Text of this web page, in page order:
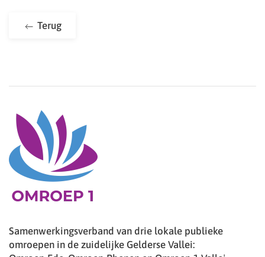
Terug
Samenwerkingsverband van drie lokale publieke
omroepen in de zuidelijke Gelderse Vallei: